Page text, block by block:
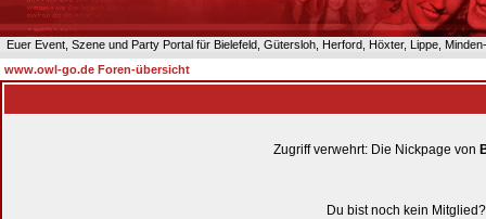
Euer Event, Szene und Party Portal für Bielefeld, Gütersloh, Herford, Höxter, Lippe,
www.owl-go.de Foren-übersicht
Zugriff verwehrt: Die Nickpage von
Du bist noch kein